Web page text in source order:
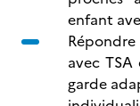
enfant
avec
garde